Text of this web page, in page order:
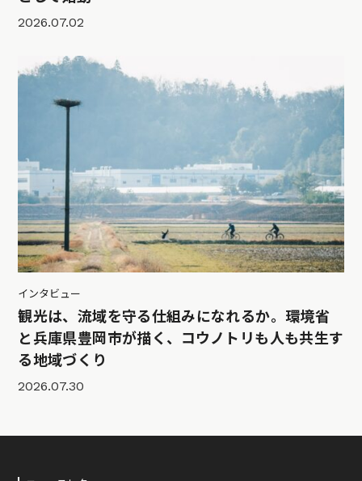
2026.07.02
インタビュー
観光は、流域を守る仕組みになれるか。環境省
と兵庫県豊岡市が描く、コウノトリも人も共生す
る地域づくり
2026.07.30